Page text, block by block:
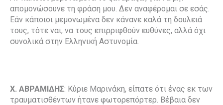
απομονώσουνε τη φράση μου. Δεν αναφέρομαι σε εσάς.
Εάν κάποιοι μεμονωμένα δεν κάνανε καλά τη δουλειά
τους, τότε ναι, να τους επιρριφθούν ευθύνες, αλλά όχι
συνολικά στην Ελληνική Αστυνομία.
Χ. ΑΒΡΑΜΙΔΗΣ: Κύριε Μαρινάκη, είπατε ότι ένας εκ των
τραυματισθέντων ήτανε φωτορεπόρτερ. Βέβαια δεν